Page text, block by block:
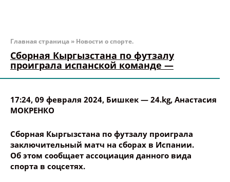
Главная страница » Новости о спорте.
Сборная Кыргызстана по футзалу
проиграла испанской команде —
17:24, 09 февраля 2024, Бишкек — 24.kg, Анастасия
МОКРЕНКО
Сборная Кыргызстана по футзалу проиграла
заключительный матч на сборах в Испании.
Об этом сообщает ассоциация данного вида
спорта в соцсетях.